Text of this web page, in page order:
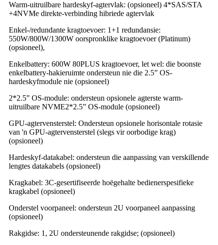
Warm-uitruilbare hardeskyf-agtervlak: (opsioneel) 4*SAS/STA
+4NVMe direkte-verbinding hibriede agtervlak
Enkel-/redundante kragtoevoer: 1+1 redundansie:
550W/800W/1300W oorspronklike kragtoevoer (Platinum)
(opsioneel),
Enkelbattery: 600W 80PLUS kragtoevoer, let wel: die boonste
enkelbattery-hakieruimte ondersteun nie die 2.5” OS-
hardeskyfmodule nie (opsioneel)
2*2.5” OS-module: ondersteun opsionele agterste warm-
uitruilbare NVME2*2.5” OS-module (opsioneel)
GPU-agtervensterstel: Ondersteun opsionele horisontale rotasie
van 'n GPU-agtervensterstel (slegs vir oorbodige krag)
(opsioneel)
Hardeskyf-datakabel: ondersteun die aanpassing van verskillende
lengtes datakabels (opsioneel)
Kragkabel: 3C-gesertifiseerde hoëgehalte bedienerspesifieke
kragkabel (opsioneel)
Onderstel voorpaneel: ondersteun 2U voorpaneel aanpassing
(opsioneel)
Rakgidse: 1, 2U ondersteunende rakgidse; (opsioneel)